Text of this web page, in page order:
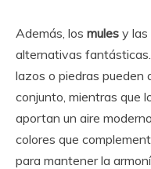
Además, los mules y las
alternativas
lazos o piedras pueden
conjunto, mientras que
aportan un aire
colores que
para mantener la